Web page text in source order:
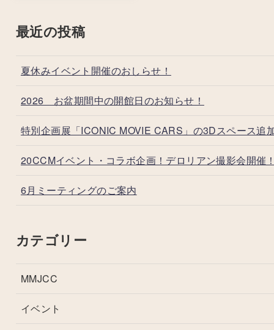
最近の投稿
夏休みイベント開催のおしらせ！
2026 お盆期間中の開館日のお知らせ！
特別企画展「ICONIC MOVIE CARS」の3Dスペース追
20CCMイベント・コラボ企画！デロリアン撮影会開催
6月ミーティングのご案内
カテゴリー
MMJCC
イベント